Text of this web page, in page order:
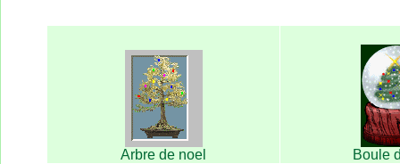
Arbre de noel Boule